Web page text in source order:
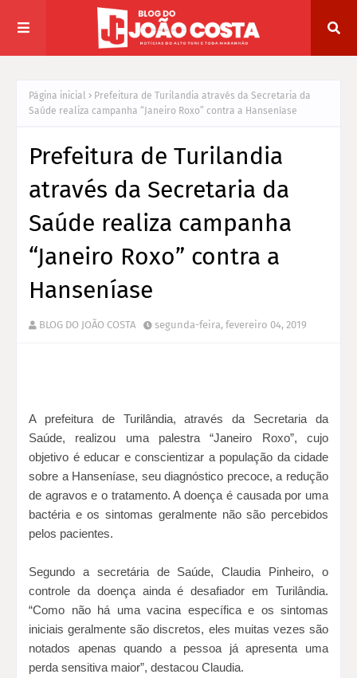
Página inicial
Prefeitura de Turilandia através da Secretaria da
Saúde realiza campanha “Janeiro Roxo” contra a Hanseníase
Prefeitura de Turilandia
através da Secretaria da
Saúde realiza campanha
“Janeiro Roxo” contra a
Hanseníase
BLOG DO JOÃO COSTA segunda-feira, fevereiro 04, 2019
A prefeitura de Turilândia, através da Secretaria da
Saúde, realizou uma palestra “Janeiro Roxo”, cujo
objetivo é educar e conscientizar a população da cidade
sobre a Hanseníase, seu diagnóstico precoce, a redução
de agravos e o tratamento. A doença é causada por uma
bactéria e os sintomas geralmente não são percebidos
pelos pacientes.
Segundo a secretária de Saúde, Claudia Pinheiro, o
controle da doença ainda é desafiador em Turilândia.
“Como não há uma vacina específica e os sintomas
iniciais geralmente são discretos, eles muitas vezes são
notados apenas quando a pessoa já apresenta uma
perda sensitiva maior”, destacou Claudia.